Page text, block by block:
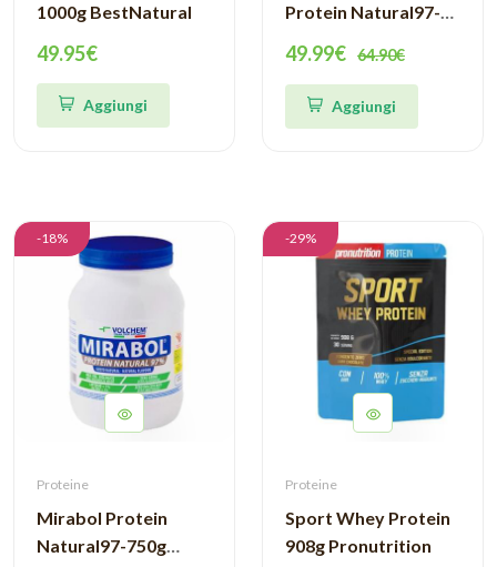
1000g BestNatural
49.95€
Aggiungi
Protein Natural97-
49.99€ 64.90€
Aggiungi
-18%
Proteine
Mirabol Protein
Natural97-750g
-29%
Proteine
Sport Whey Protein
908g Pronutrition